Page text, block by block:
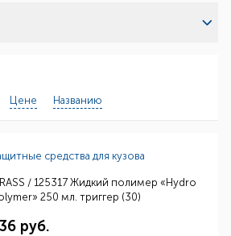
Цене Названию
средства для кузова
/ 125317 Жидкий полимер «Hydro
250 мл. триггер (30)
руб.